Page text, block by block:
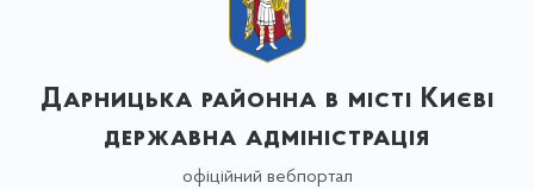
Дарницька районна в місті Києві
державна адміністрація
офіційний вебпортал